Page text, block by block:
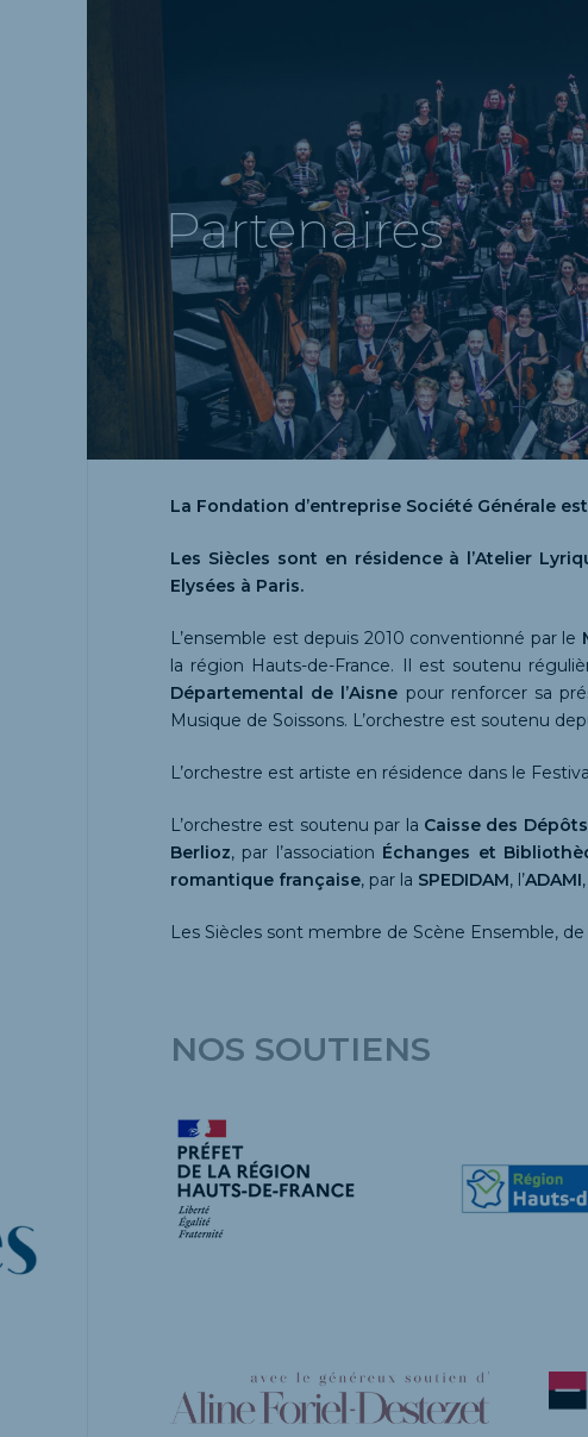
Partenaires
La Fondation d’entreprise Société Générale
Les Siècles sont en résidence à l’Atelier
Elysées à Paris.
L’ensemble est depuis 2010 conventionné par le
la région Hauts-de-France. Il est soutenu
Départemental de l’Aisne pour renforcer sa
Musique de Soissons. L’orchestre est soutenu
L’orchestre est artiste en résidence dans le
L’orchestre est soutenu par la Caisse des
Berlioz, par l’association Échanges et
romantique française, par la SPEDIDAM, l’ADAMI,
Les Siècles sont membre de Scène Ensemble,
NOS SOUTIENS